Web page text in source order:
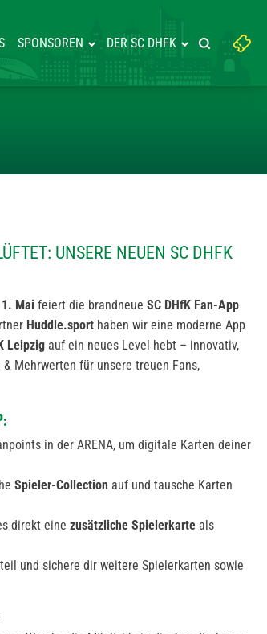
SPONSOREN DER SC DHFK
Suchbegriff
eingeben:
Suche
UNSERE NEUEN SC DHFK
Mai feiert die brandneue SC DHfK Fan-App
Huddle.sport haben wir eine moderne App
Leipzig auf ein neues Level hebt – innovativ,
Mehrwerten für unsere treuen Fans,
in der ARENA, um digitale Karten deiner
Spieler-Collection auf und tausche Karten
direkt eine zusätzliche Spielerkarte als
und sichere dir weitere Spielerkarten sowie